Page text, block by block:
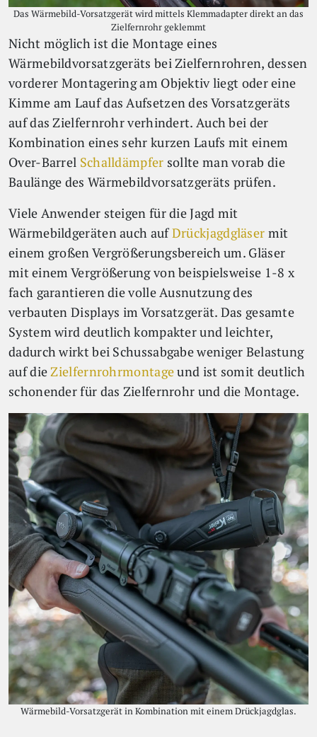
Das Wärmebild-Vorsatzgerät wird mittels Klemmadapter direkt an das
Zielfernrohr geklemmt
Nicht möglich ist die Montage eines
Wärmebildvorsatzgeräts bei Zielfernrohren, dessen
vorderer Montagering am Objektiv liegt oder eine
Kimme am Lauf das Aufsetzen des Vorsatzgeräts
auf das Zielfernrohr verhindert. Auch bei der
Kombination eines sehr kurzen Laufs mit einem
Over-Barrel Schalldämpfer sollte man vorab die
Baulänge des Wärmebildvorsatzgeräts prüfen.
Viele Anwender steigen für die Jagd mit
Wärmebildgeräten auch aufDrückjagdgläser mit
einem großen Vergrößerungsbereich um. Gläser
mit einem Vergrößerung von beispielsweise 1-8 x
fach garantieren die volle Ausnutzung des
verbauten Displays im Vorsatzgerät. Das gesamte
System wird deutlich kompakter und leichter,
dadurch wirkt bei Schussabgabe weniger Belastung
auf dieZielfernrohrmontageund ist somit deutlich
schonender für das Zielfernrohr und die Montage.
Wärmebild-Vorsatzgerät in Kombination mit einem Drückjagdglas.